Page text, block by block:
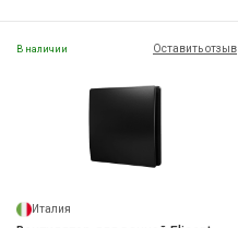
В наличии Оставить отзыв
Италия